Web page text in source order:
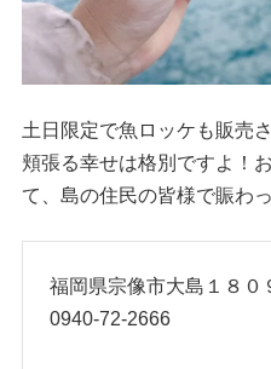
土日限定で魚ロッケも販売
頬張る幸せは格別ですよ！
て、島の住民の皆様で賑わ
福岡県宗像市大島１８０
0940-72-2666